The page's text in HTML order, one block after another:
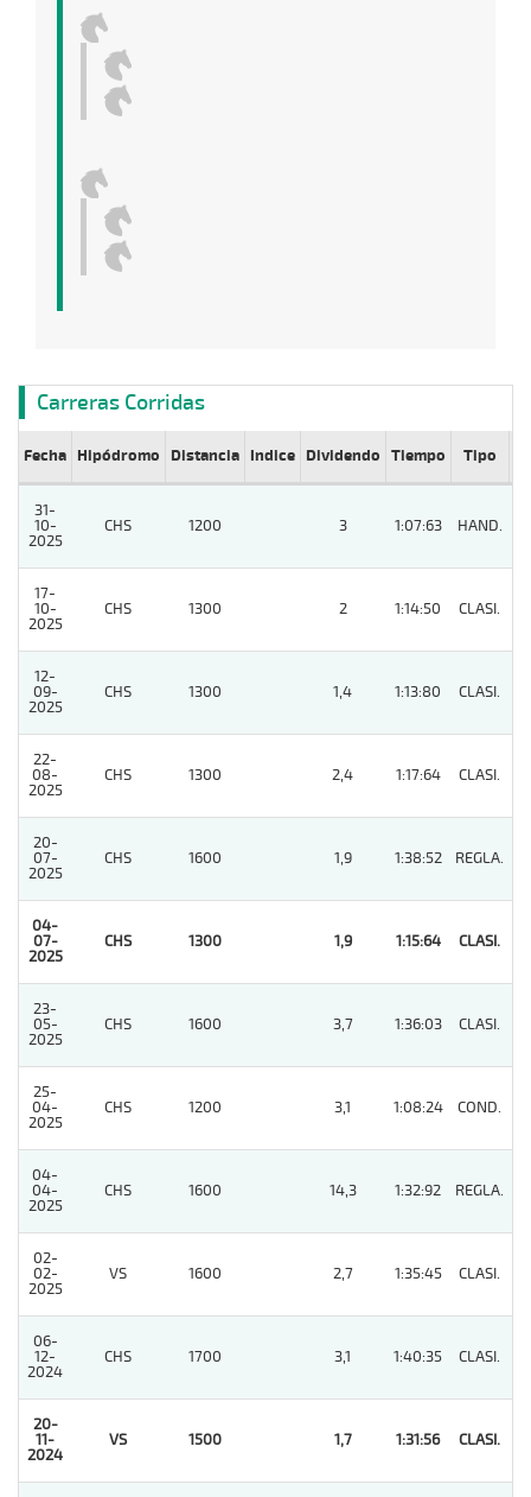
Carreras Corridas
Fecha Hipódromo Distancia Indice Dividendo Tiempo Tipo
31-
10-
2025
CHS 1200 3 1:07:63 HAND.
17-
10-
2025
CHS 1300 2 1:14:50 CLASI.
12-
09-
2025
CHS 1300 1,4 1:13:80 CLASI.
22-
08-
2025
CHS 1300 2,4 1:17:64 CLASI.
20-
07-
2025
CHS 1600 1,9 1:38:52 REGLA.
04-
07-
2025
CHS 1300 1,9 1:15:64 CLASI.
23-
05-
2025
CHS 1600 3,7 1:36:03 CLASI.
25-
04-
2025
CHS 1200 3,1 1:08:24 COND.
04-
04-
2025
CHS 1600 14,3 1:32:92 REGLA.
02-
02-
2025
VS 1600 2,7 1:35:45 CLASI.
06-
12-
2024
CHS 1700 3,1 1:40:35 CLASI.
20-
11-
2024
VS 1500 1,7 1:31:56 CLASI.